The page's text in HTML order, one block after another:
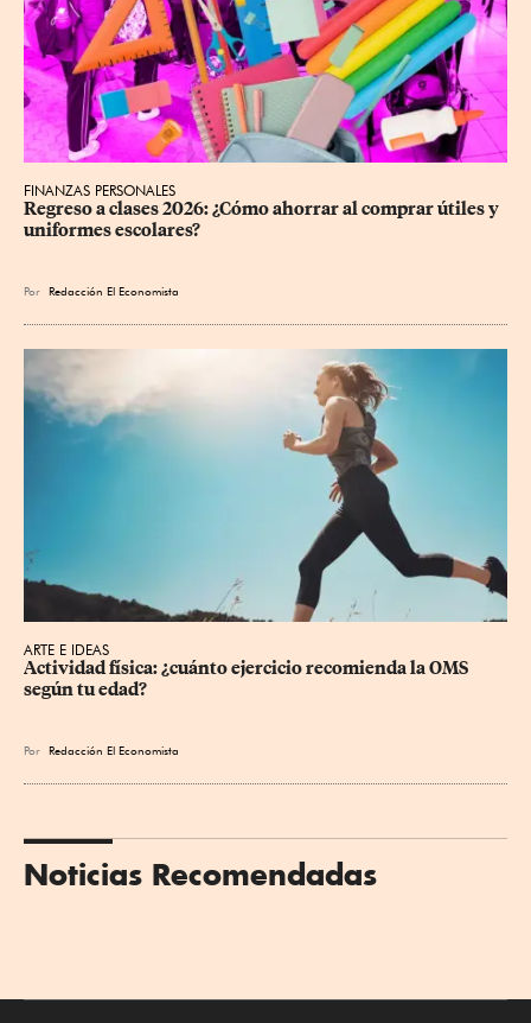
FINANZAS PERSONALES
Regreso a clases 2026: ¿Cómo ahorrar al comprar útiles y
uniformes escolares?
Por Redacción El Economista
ARTE E IDEAS
Actividad física: ¿cuánto ejercicio recomienda la OMS
según tu edad?
Por Redacción El Economista
Noticias Recomendadas